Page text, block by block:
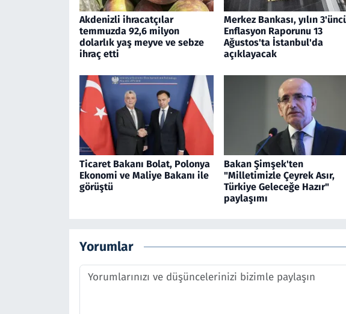
Akdenizli ihracatçılar
temmuzda 92,6 milyon
dolarlık yaş meyve ve sebze
ihraç etti
Merkez Bankası, yılın
Enflasyon Raporunu 13
Ağustos'ta İstanbul'da
açıklayacak
Ticaret Bakanı Bolat, Polonya
Ekonomi ve Maliye Bakanı ile
görüştü
Bakan Şimşek'ten
"Milletimizle Çeyrek Asır,
Türkiye Geleceğe Hazır"
paylaşımı
Yorumlar